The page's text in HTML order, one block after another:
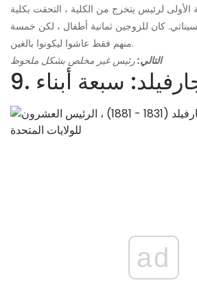
الأولى لرئيس يتخرج من الكلية ، التحقت بكلية
كان للزوجين ثمانية أطفال ، لكن خمسة
منهم فقط عاشوا ليكونوا بالغين.
التالي:رئيس غير مخلص بشكل ملحوظ
سبعة أبناء
ad